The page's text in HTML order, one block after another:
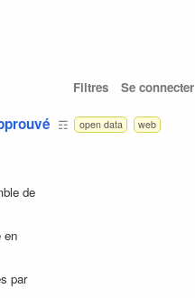
Filtres Se connecter
☶ open data web
de
en
par